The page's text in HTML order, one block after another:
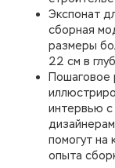
Экспонат
сборная
размеры
22 см в
Пошаговое
интервью
помогут на
опыта